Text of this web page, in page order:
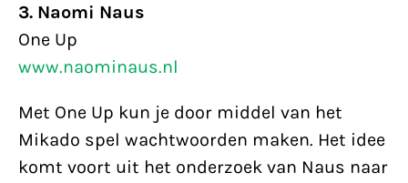
3. Naomi Naus
One Up
www.naominaus.nl
Met One Up kun je door middel van het
Mikado spel wachtwoorden maken. Het idee
komt voort uit het onderzoek van Naus naar